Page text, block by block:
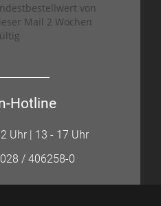
von
Mail 2 Wochen
Hotline
Uhr | 13 - 17 Uhr
/ 406258-0